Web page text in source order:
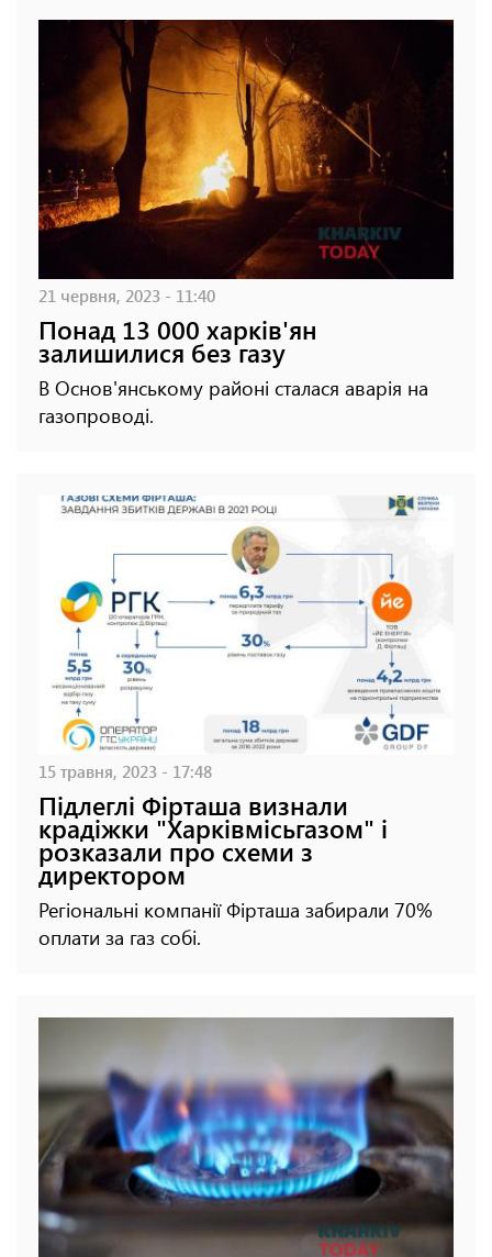
21 червня, 2023 - 11:40
Понад 13 000 харків'ян
залишилися без газу
В Основ'янському районі сталася аварія на
газопроводі.
15 травня, 2023 - 17:48
Підлеглі Фірташа визнали
крадіжки "Харківмісьгазом" і
розказали про схеми з
директором
Регіональні компанії Фірташа забирали 70%
оплати за газ собі.